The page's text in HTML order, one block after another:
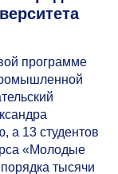
программе
а 13 студентов
«Молодые
тысячи